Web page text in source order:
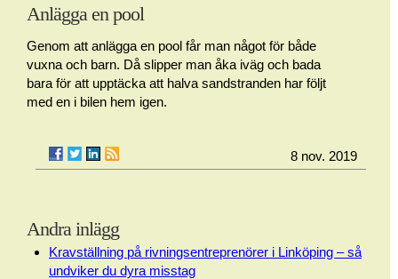
Anlägga en pool
Genom att anlägga en pool får man något för både
vuxna och barn. Då slipper man åka iväg och bada
bara för att upptäcka att halva sandstranden har följt
med en i bilen hem igen.
8 nov. 2019
Andra inlägg
Kravställning på rivningsentreprenörer i Linköping – så
undviker du dyra misstag